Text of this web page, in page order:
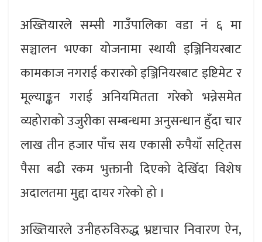
अख्तियारले सम्सी गाउँपालिका वडा नं ६ मा
सञ्चालन भएका योजनामा स्थायी इञ्जिनियरबाट
कामकाज नगराई करारको इञ्जिनियरबाट इष्टिमेट र
मूल्याङ्कन गराई अनियमितता गरेको भन्नेसमेत
व्यहोराको उजुरीका सम्बन्धमा अनुसन्धान हुँदा चार
लाख तीन हजार पाँच सय एकासी रुपैयाँ सट्‍तिस
पैसा बढी रकम भुक्तानी दिएको देखिँदा विशेष
अदालतमा मुद्दा दायर गरेको हो ।
अख्तियारले उनीहरुविरुद्ध भ्रष्टाचार निवारण ऐन,